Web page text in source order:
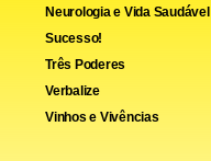
Neurologia e Vida Saudável
Sucesso!
Três Poderes
Verbalize
Vinhos e Vivências